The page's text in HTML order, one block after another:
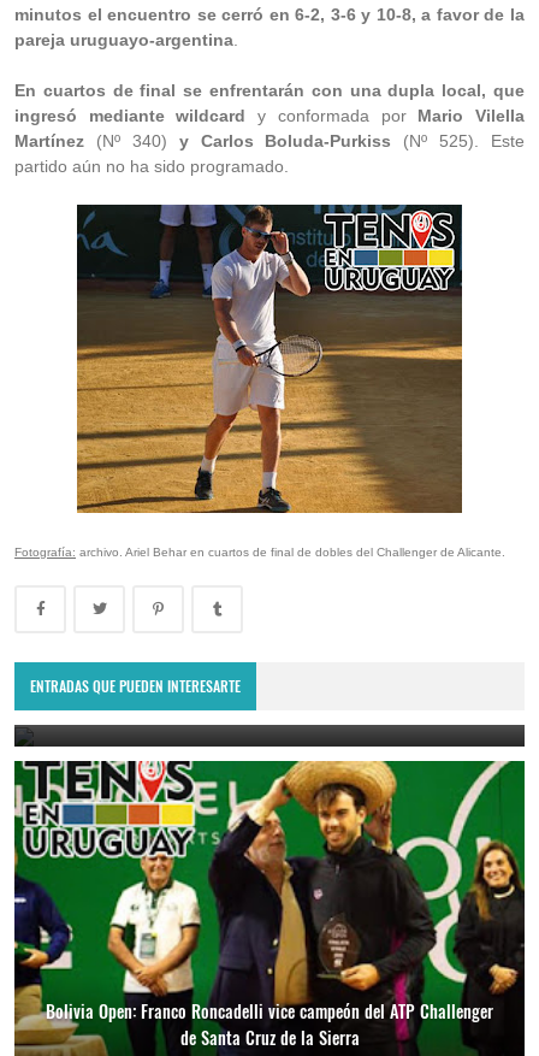
minutos el encuentro se cerró en 6-2, 3-6 y 10-8, a favor de la
pareja uruguayo-argentina
En cuartos de final se enfrentarán con una dupla local, que
ingresó mediante wildcard y conformada por Mario Vilella
Martínez (Nº 340) y Carlos Boluda-Purkiss (Nº 525). Este
partido aún no ha sido programado.
Fotografía: archivo. Ariel Behar en cuartos de final de dobles del Challenger de Alicante.
ENTRADAS QUE PUEDEN INTERESARTE
Lima Challenger: Ignacio Carou y Franco Roncadelli participarán en
el torneo ATP de Perú
June 23, 2025
Bolivia Open: Franco Roncadelli vice campeón del ATP Challenger
de Santa Cruz de la Sierra